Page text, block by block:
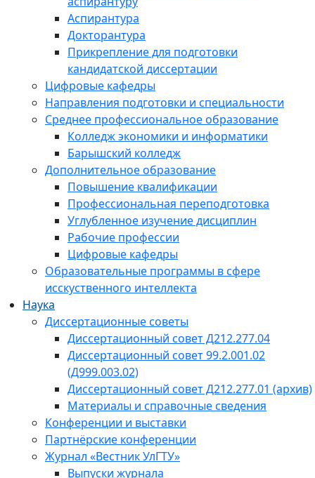
Аспирантура
Докторантура
Прикрепление для подготовки
кандидатской диссертации
Цифровые кафедры
Направления подготовки и специальности
Среднее профессиональное образование
Колледж экономики и информатики
Барышский колледж
Дополнительное образование
Повышение квалификации
Профессиональная переподготовка
Углубленное изучение дисциплин
Рабочие профессии
Цифровые кафедры
Образовательные программы в сфере
исскуственного интеллекта
Наука
Диссертационные советы
Диссертационный совет Д212.277.04
Диссертационный совет 99.2.001.02
(Д999.003.02)
Диссертационный совет Д212.277.01 (архив)
Материалы и справочные сведения
Конференции и выставки
Партнёрские конференции
Журнал «Вестник УлГТУ»
Выпуски журнала